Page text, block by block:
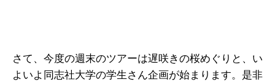
さて、今度の週末のツアーは遅咲きの桜めぐりと、い
よいよ同志社大学の学生さん企画が始まります。是非